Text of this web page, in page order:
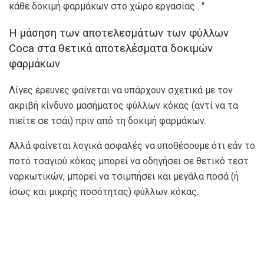
κάθε δοκιμή φαρμάκων στο χώρο εργασίας . "
Η μάσηση των αποτελεσμάτων των φύλλων
Coca στα θετικά αποτελέσματα δοκιμών
φαρμάκων
Λίγες έρευνες φαίνεται να υπάρχουν σχετικά με τον
ακριβή κίνδυνο μασήματος φύλλων κόκας (αντί να τα
πιείτε σε τσάι) πριν από τη δοκιμή φαρμάκων.
Αλλά φαίνεται λογικά ασφαλές να υποθέσουμε ότι εάν το
ποτό τσαγιού κόκας μπορεί να οδηγήσει σε θετικό τεστ
ναρκωτικών, μπορεί να τσιμπήσει και μεγάλα ποσά (ή
ίσως και μικρής ποσότητας) φύλλων κόκας.